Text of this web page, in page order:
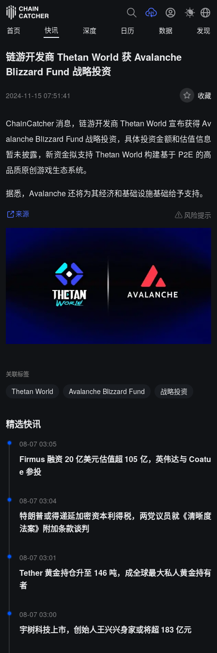
首页 快讯 深度 日历 数据 发现
链游开发商 Thetan World 获 Avalanche
Blizzard Fund 战略投资
2024-11-15 07:51:41 收藏
ChainCatcher 消息，链游开发商 Thetan World 宣布获得 Av
alanche Blizzard Fund 战略投资，具体投资金额和估值信息
暂未披露，新资金拟支持 Thetan World 构建基于 P2E 的高
品质原创游戏生态系统。
据悉，Avalanche 还将为其经济和基础设施基础给予支持。
来源 风险提示
关联标签
Thetan World Avalanche Blizzard Fund 战略投资
精选快讯
08-07 03:05
Firmus 融资 20 亿美元估值超 105 亿，英伟达与 Coatu
e 参投
08-07 03:04
特朗普或得递延加密资本利得税，两党议员就《清晰度
法案》附加条款谈判
08-07 03:01
Tether 黄金持仓升至 146 吨，成全球最大私人黄金持有
者
08-07 03:00
宇树科技上市，创始人王兴兴身家或将超 183 亿元